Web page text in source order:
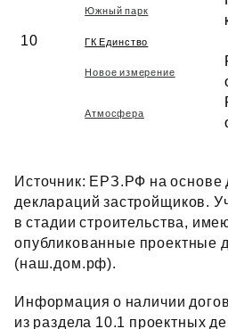
Южный парк
10 ГК Единство
Новое измерение
Атмосфера
Источник: ЕРЗ.РФ на основе
деклараций застройщиков.
в стадии строительства,
опубликованные проектные
(наш.дом.рф).
Информация о наличии
из раздела 10.1 проектных